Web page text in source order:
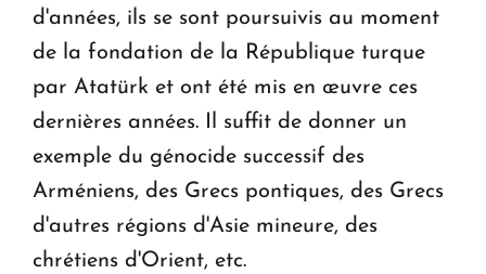
d'années, ils se sont poursuivis au moment
de la fondation de la République turque
par Atatürk et ont été mis en œuvre ces
dernières années. Il suffit de donner un
exemple du génocide successif des
Arméniens, des Grecs pontiques, des Grecs
d'autres régions d'Asie mineure, des
chrétiens d'Orient, etc.